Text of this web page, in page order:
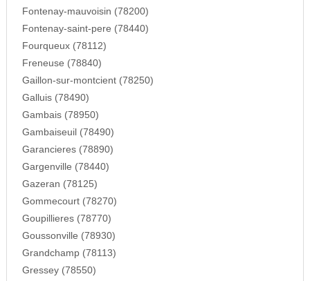
Fontenay-mauvoisin (78200)
Fontenay-saint-pere (78440)
Fourqueux (78112)
Freneuse (78840)
Gaillon-sur-montcient (78250)
Galluis (78490)
Gambais (78950)
Gambaiseuil (78490)
Garancieres (78890)
Gargenville (78440)
Gazeran (78125)
Gommecourt (78270)
Goupillieres (78770)
Goussonville (78930)
Grandchamp (78113)
Gressey (78550)